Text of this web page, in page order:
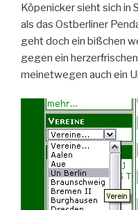
Köpenicker sieht sich in
als das Ostberliner
geht doch ein bißchen
gegen ein
meinetwegen auch ein